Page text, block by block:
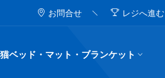
お問合せ レジへ進む
ベッド・マット・ブランケット